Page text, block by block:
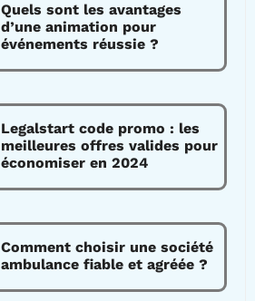
Quels sont les avantages
d’une animation pour
événements réussie ?
Legalstart code promo : les
meilleures offres valides pour
économiser en 2024
Comment choisir une société
ambulance fiable et agréée ?